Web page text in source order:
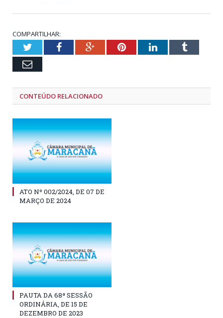
COMPARTILHAR:
TwitterFacebookGoogle+PinterestLinkedInTumblr
Email
CONTEÚDO RELACIONADO
ATO Nº 002/2024, DE 07 DE
MARÇO DE 2024
PAUTA DA 68ª SESSÃO
ORDINÁRIA, DE 15 DE
DEZEMBRO DE 2023